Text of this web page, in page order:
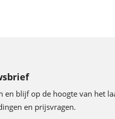
blijf op de hoogte van het
en prijsvragen.